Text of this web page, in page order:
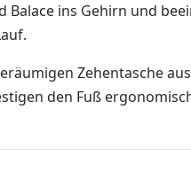
ins Gehirn und
Zehentasche
den Fuß